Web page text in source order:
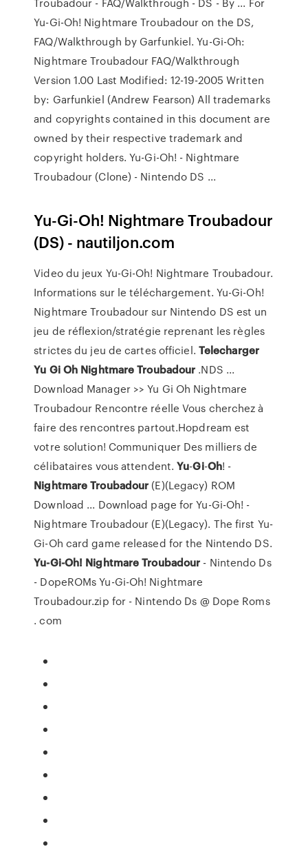
Yu-Gi-Oh! Nightmare Troubadour on the DS,
FAQ/Walkthrough by Garfunkiel. Yu-Gi-Oh:
Nightmare Troubadour FAQ/Walkthrough
Version 1.00 Last Modified: 12-19-2005 Written
by: Garfunkiel (Andrew Fearson) All trademarks
and copyrights contained in this document are
owned by their respective trademark and
copyright holders. Yu-Gi-Oh! - Nightmare
Troubadour (Clone) - Nintendo DS ...
Yu-Gi-Oh! Nightmare Troubadour
(DS) - nautiljon.com
Video du jeux Yu-Gi-Oh! Nightmare Troubadour.
Informations sur le téléchargement. Yu-Gi-Oh!
Nightmare Troubadour sur Nintendo DS est un
jeu de réflexion/stratégie reprenant les règles
strictes du jeu de cartes officiel. Telecharger
Yu Gi Oh Nightmare Troubadour .NDS ...
Download Manager >> Yu Gi Oh Nightmare
Troubadour Rencontre réelle Vous cherchez à
faire des rencontres partout.Hopdream est
votre solution! Communiquer Des milliers de
célibataires vous attendent.Yu-Gi-Oh! -
Nightmare Troubadour (E)(Legacy) ROM
Download ... Download page for Yu-Gi-Oh! -
Nightmare Troubadour (E)(Legacy). The first Yu-
Gi-Oh card game released for the Nintendo DS.
Yu-Gi-Oh! Nightmare Troubadour - Nintendo Ds
- DopeROMs Yu-Gi-Oh! Nightmare
Troubadour.zip for - Nintendo Ds @ Dope Roms
. com